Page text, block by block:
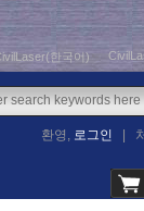
한국어)
환영, 로그인